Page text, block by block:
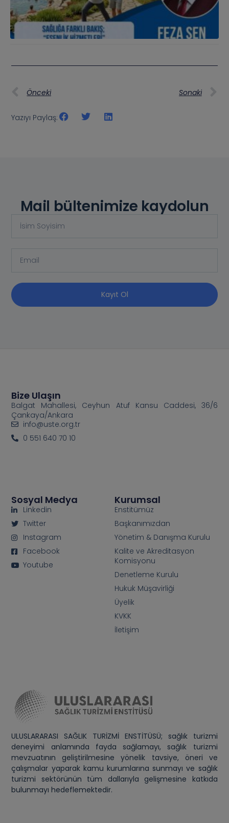
Önceki Sonaki
Yazıyı Paylaş:
Mail bültenimize kaydolun
Kayıt Ol
ULUSLARARASI SAĞLIK TURİZMİ ENSTİTÜSÜ; sağlık turizmi
deneyimi anlamında fayda sağlamayı, sağlık turizmi
mevzuatının geliştirilmesine yönelik tavsiye, öneri ve
çalışmalar yaparak kamu kurumlarına sunmayı ve sağlık
turizmi sektörünün tüm dallarıyla gelişmesine katkıda
bulunmayı hedeflemektedir.
Kurumsal
Enstitümüz
Başkanımızdan
Yönetim & Danışma Kurulu
Kalite ve Akreditasyon
Komisyonu
Denetleme Kurulu
Hukuk Müşavirliği
Üyelik
KVKK
İletişim
Sosyal Medya
Linkedin
Twitter
Instagram
Facebook
Youtube
Bize Ulaşın
Balgat Mahallesi, Ceyhun Atuf Kansu Caddesi, 36/6
Çankaya/Ankara
info@uste.org.tr
0 551 640 70 10